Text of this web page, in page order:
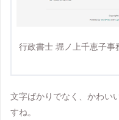
行政書士 堀ノ上千恵子
文字ばかりでなく、かわい
すね。